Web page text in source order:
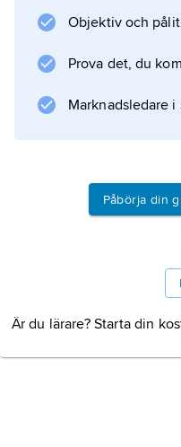
vilken tvingade den
Alexios I Komnenos
hjälp. Den 27
landet från
Information
Objektiv och
Prova det, du
Marknadsledare i
Påbörja din
Är du lärare? Starta din